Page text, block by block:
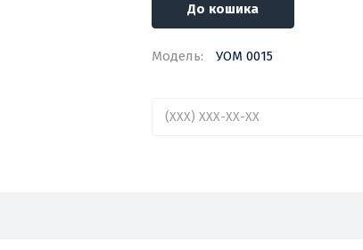
До кошика
Модель: УОМ 0015